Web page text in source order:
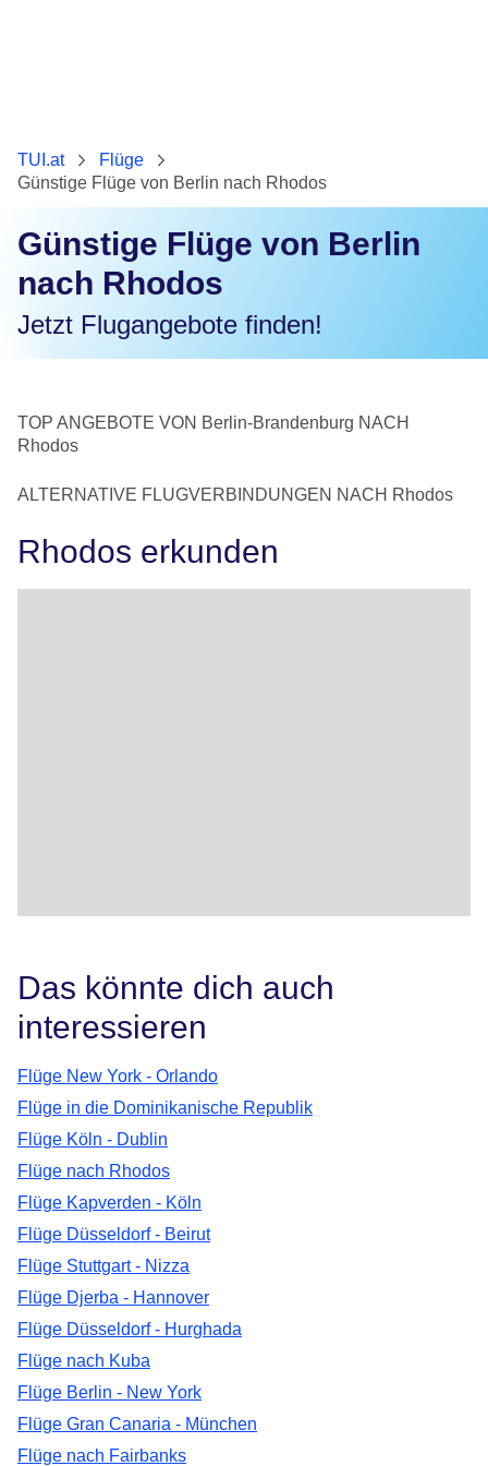
TUI.at
Flüge
Günstige Flüge von Berlin nach Rhodos
Günstige Flüge von Berlin
nach Rhodos
Jetzt Flugangebote finden!
TOP ANGEBOTE VON Berlin-Brandenburg NACH
Rhodos
ALTERNATIVE FLUGVERBINDUNGEN NACH Rhodos
Rhodos erkunden
Das könnte dich auch
interessieren
Flüge New York - Orlando
Flüge in die Dominikanische Republik
Flüge Köln - Dublin
Flüge nach Rhodos
Flüge Kapverden - Köln
Flüge Düsseldorf - Beirut
Flüge Stuttgart - Nizza
Flüge Djerba - Hannover
Flüge Düsseldorf - Hurghada
Flüge nach Kuba
Flüge Berlin - New York
Flüge Gran Canaria - München
Flüge nach Fairbanks